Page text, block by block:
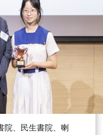
院、民生書院、喇